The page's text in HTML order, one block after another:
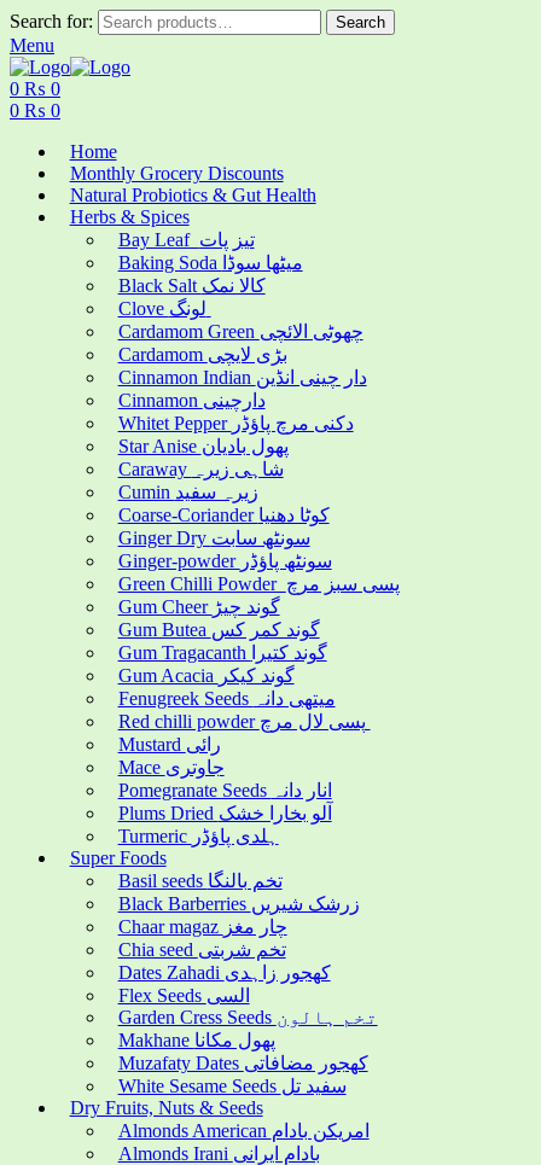
Search for: Search
Menu
0 ₨ 0
0 ₨ 0
Home
Monthly Grocery Discounts
Natural Probiotics & Gut Health
Herbs & Spices
Bay Leaf تیز پات
Baking Soda میٹھا سوڈا
Black Salt کالا نمک
Cardamom Green چھوٹی الائچی
Cardamom بڑی لایچی
Cinnamon Indian دار چینی انڈین
Cinnamon دارچینی
Whitet Pepper دکنی مرچ پاؤڈر
Star Anise پھول بادیان
Caraway شاہی زیرہ
Cumin زیرہ سفید
Coarse-Coriander کوٹا دھنیا
Ginger Dry سونٹھ سابت
Ginger-powder سونٹھ پاؤڈر
Green Chilli Powder پسی سبز مرچ
Gum Cheer گوند چیڑ
Gum Butea گوند کمر کس
Gum Tragacanth گوند کتیرا
Gum Acacia گوند کیکر
Fenugreek Seeds میتھی دانہ
Mustard رائی
Mace جاوتری
Pomegranate Seeds انار دانہ
Plums Dried آلو بخارا خشک
Turmeric ہلدی پاؤڈر
Super Foods
Basil seeds تخم بالنگا
Black Barberries زرشک شیریں
Chaar magaz چار مغز
Chia seed تخم شربتی
Dates Zahadi کھجور زاہدی
Flex Seeds السی
Garden Cress Seeds تخم ہالون
Makhane پھول مکانا
Muzafaty Dates کھجور مضافاتی
White Sesame Seeds سفید تل
Dry Fruits, Nuts & Seeds
Almonds American امریکن بادام
Almonds Irani بادام ایرانی